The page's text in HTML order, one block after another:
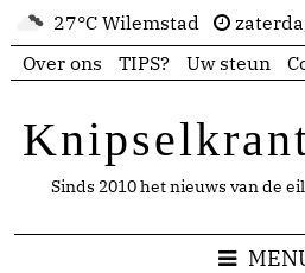
27°C Wilemstad
Over ons
TIPS? Uw steun
Sinds 2010 het nieuws van de